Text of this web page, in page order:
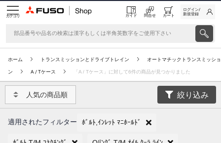
カテゴリ ガイド 問合せ カート
ログイン/
新規登録
ホーム トランスミッションとドライブトレイン オートマチックトランスミッショ
ン A / Tケース 「A / Tケース」に対して6件の商品が見つかりました
人気の商品順 絞り込み
適用されたフィルター ﾎﾞﾙﾄ,ｲﾝﾚｯﾄ ﾏﾆﾎｰﾙﾄﾞ